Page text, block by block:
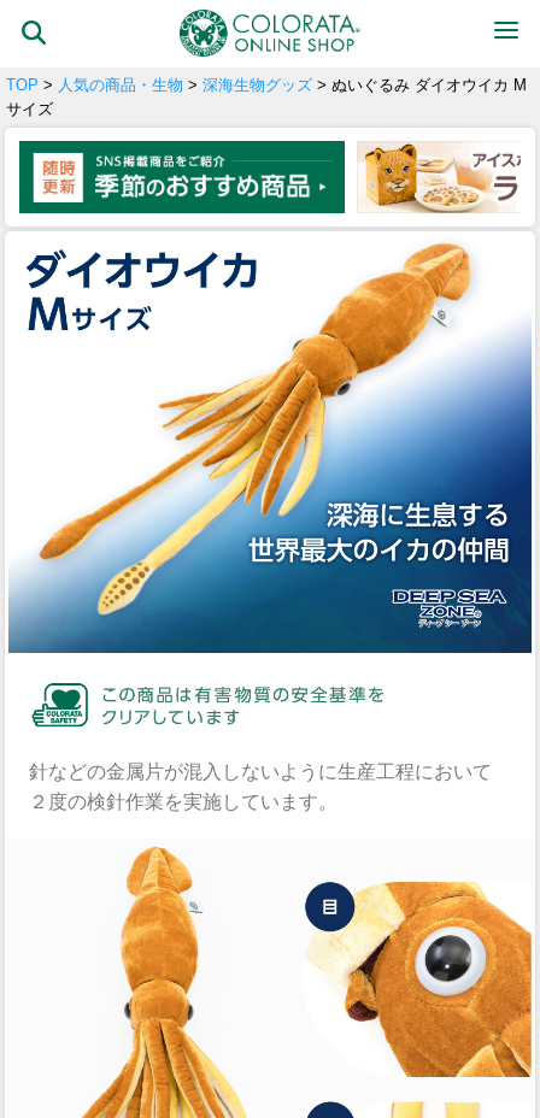
TOP > 人気の商品・生物 > 深海生物グッズ > ぬいぐるみ ダイオウイカ M
サイズ
針などの金属片が混入しないように生産工程において
２度の検針作業を実施しています。